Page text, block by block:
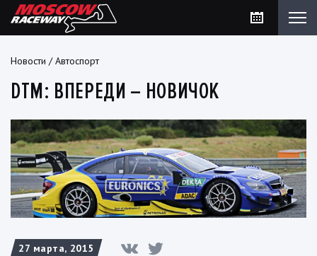
Новости /Автоспорт
DTM: ВПЕРЕДИ – НОВИЧОК
27 марта, 2015